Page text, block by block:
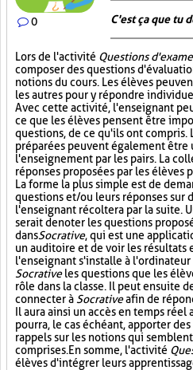
0 C'est ça que tu
Lors de l'activité Questions
composer des questions
notions du cours. Les élèves
les autres pour y répondre
Avec cette activité, l'enseignant
ce que les élèves pensent être
questions, de ce qu'ils ont compris.
préparées peuvent également être
l'enseignement par les pairs. La
réponses proposées par les élèves
La forme la plus simple est de
questions et/ou leurs réponses sur
l'enseignant récoltera par la suite.
serait de noter les questions
dansSocrative, qui est une
un auditoire et de voir les résultats
l'enseignant s'installe à
Socrativeles questions que les
rôle dans la classe. Il peut ensuite
connecter à Socrativeafin de
Il aura ainsi un accès en temps
pourra, le cas échéant, apporter
rappels sur les notions qui
comprises. En somme, l'activité
élèves d'intégrer leurs